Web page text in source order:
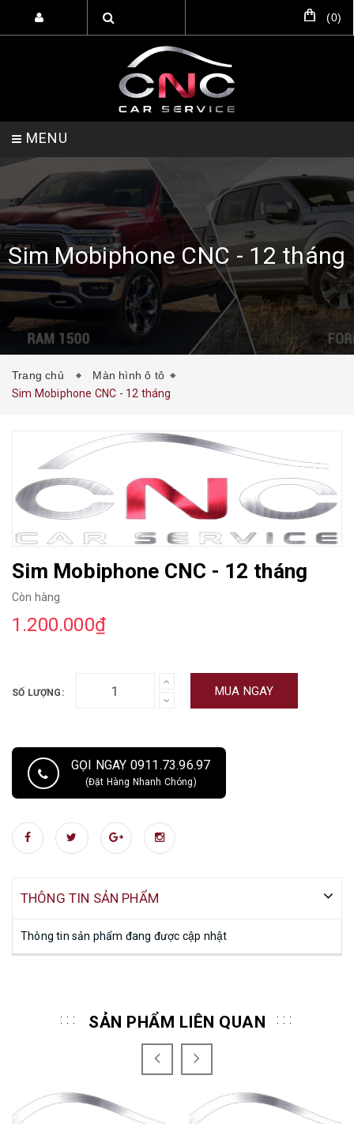
(0)
MENU
TRANG CHỦ DỊCH VỤ SẢN PHẨM
HỖ TRỢ SETUP GARA LIÊN HỆ
Sim Mobiphone CNC - 12 tháng
Trang chủ
Màn hình ô tô
Sim Mobiphone CNC - 12 tháng
Sim Mobiphone CNC - 12 tháng
Còn hàng
1.200.000₫
SỐ LƯỢNG: MUA NGAY
GỌI NGAY 0911.73.96.97
(Đặt Hàng Nhanh Chóng)
THÔNG TIN SẢN PHẨM
Thông tin sản phẩm đang được cập nhật
SẢN PHẨM LIÊN QUAN